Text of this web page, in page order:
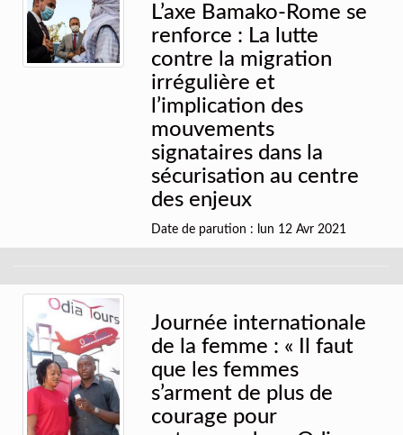
L’axe Bamako-Rome se
renforce : La lutte
contre la migration
irrégulière et
l’implication des
mouvements
signataires dans la
sécurisation au centre
des enjeux
Date de parution : lun 12 Avr 2021
Journée internationale
de la femme : « Il faut
que les femmes
s’arment de plus de
courage pour